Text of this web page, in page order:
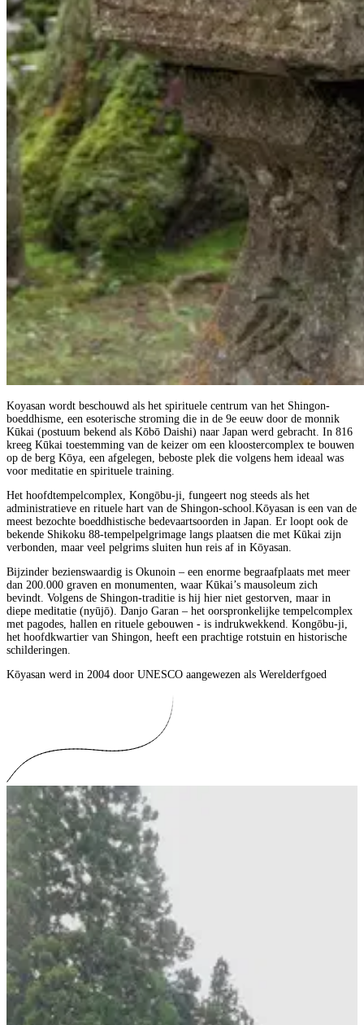
Koyasan wordt beschouwd als het spirituele centrum van het Shingon-
boeddhisme, een esoterische stroming die in de 9e eeuw door de monnik
Kūkai (postuum bekend als Kōbō Daishi) naar Japan werd gebracht. In 816
kreeg Kūkai toestemming van de keizer om een kloostercomplex te bouwen
op de berg Kōya, een afgelegen, beboste plek die volgens hem ideaal was
voor meditatie en spirituele training.
Het hoofdtempelcomplex, Kongōbu-ji, fungeert nog steeds als het
administratieve en rituele hart van de Shingon-school.Kōyasan is een van de
meest bezochte boeddhistische bedevaartsoorden in Japan. Er loopt ook de
bekende Shikoku 88-tempelpelgrimage langs plaatsen die met Kūkai zijn
verbonden, maar veel pelgrims sluiten hun reis af in Kōyasan.
Bijzinder bezienswaardig is Okunoin – een enorme begraafplaats met meer
dan 200.000 graven en monumenten, waar Kūkai’s mausoleum zich
bevindt. Volgens de Shingon-traditie is hij hier niet gestorven, maar in
diepe meditatie (nyūjō). Danjo Garan – het oorspronkelijke tempelcomplex
met pagodes, hallen en rituele gebouwen - is indrukwekkend. Kongōbu-ji,
het hoofdkwartier van Shingon, heeft een prachtige rotstuin en historische
schilderingen.
Kōyasan werd in 2004 door UNESCO aangewezen als Werelderfgoed